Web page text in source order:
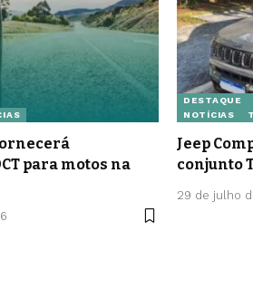
para motos na
DESTAQUE
NOTÍCIAS
Jeep
conjunto
29 de julho